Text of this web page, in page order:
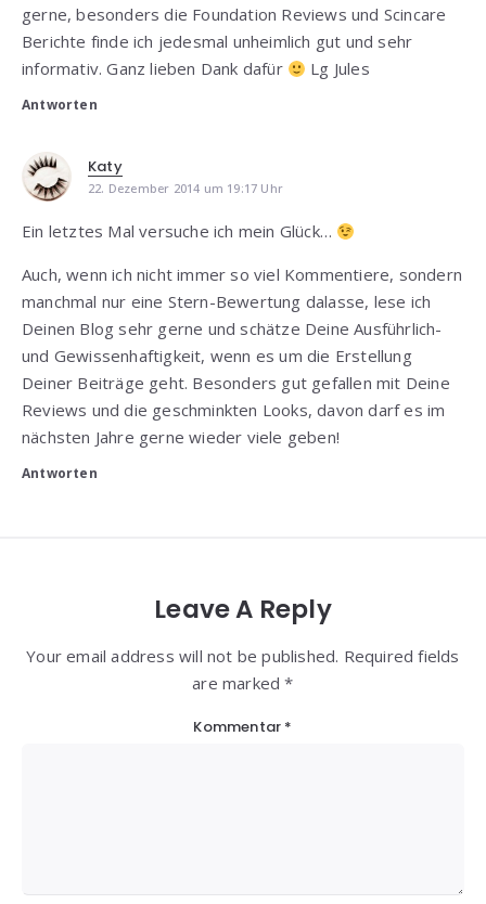
gerne, besonders die Foundation Reviews und Scincare
Berichte finde ich jedesmal unheimlich gut und sehr
informativ. Ganz lieben Dank dafür
Lg Jules
Antworten
Katy
22. Dezember 2014 um 19:17 Uhr
Ein letztes Mal versuche ich mein Glück…
Auch, wenn ich nicht immer so viel Kommentiere, sondern
manchmal nur eine Stern-Bewertung dalasse, lese ich
Deinen Blog sehr gerne und schätze Deine Ausführlich-
und Gewissenhaftigkeit, wenn es um die Erstellung
Deiner Beiträge geht. Besonders gut gefallen mit Deine
Reviews und die geschminkten Looks, davon darf es im
nächsten Jahre gerne wieder viele geben!
Antworten
Leave A Reply
Your email address will not be published. Required fields
are marked *
Kommentar *